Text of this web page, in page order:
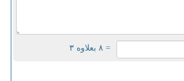
= ۸ بعلاوه ۳